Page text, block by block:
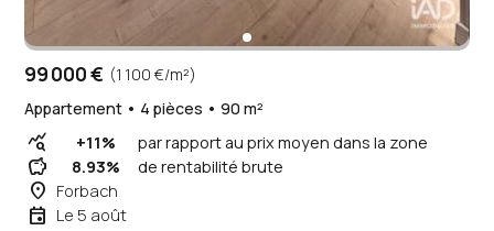
99 000 € (1 100 €/m²)
Appartement • 4 pièces • 90 m²
query_stats +11% par rapport au prix moyen dans la zone
savings 8.93% de rentabilité brute
place Forbach
event Le 5 août